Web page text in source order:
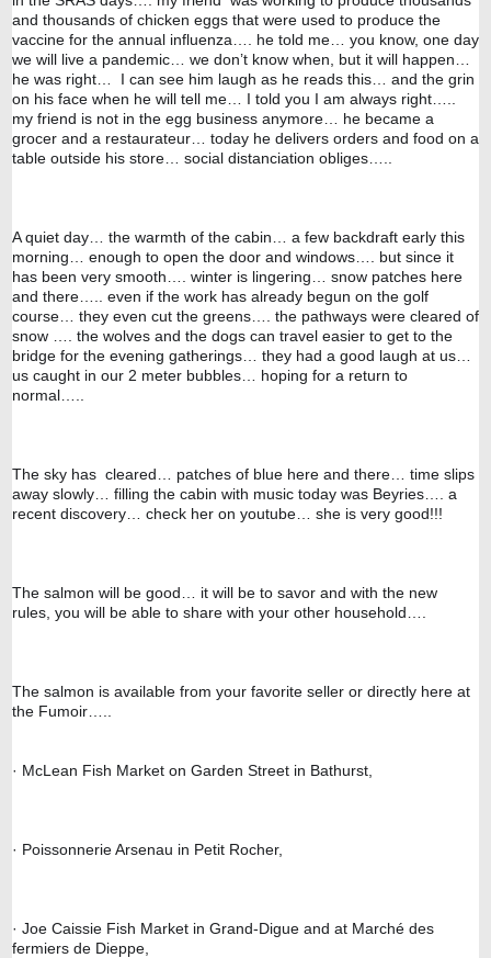
and thousands of chicken eggs that were used to produce the
vaccine for the annual influenza…. he told me… you know, one day
we will live a pandemic… we don’t know when, but it will happen…
he was right…  I can see him laugh as he reads this… and the grin
on his face when he will tell me… I told you I am always right…..
my friend is not in the egg business anymore… he became a
grocer and a restaurateur… today he delivers orders and food on a
table outside his store… social distanciation obliges…..
A quiet day… the warmth of the cabin… a few backdraft early this
morning… enough to open the door and windows…. but since it
has been very smooth…. winter is lingering… snow patches here
and there….. even if the work has already begun on the golf
course… they even cut the greens…. the pathways were cleared of
snow …. the wolves and the dogs can travel easier to get to the
bridge for the evening gatherings… they had a good laugh at us…
us caught in our 2 meter bubbles… hoping for a return to
normal…..
The sky has  cleared… patches of blue here and there… time slips
away slowly… filling the cabin with music today was Beyries…. a
recent discovery… check her on youtube… she is very good!!!
The salmon will be good… it will be to savor and with the new
rules, you will be able to share with your other household….
The salmon is available from your favorite seller or directly here at
the Fumoir…..
· McLean Fish Market on Garden Street in Bathurst,
· Poissonnerie Arsenau in Petit Rocher,
· Joe Caissie Fish Market in Grand-Digue and at Marché des
fermiers de Dieppe,